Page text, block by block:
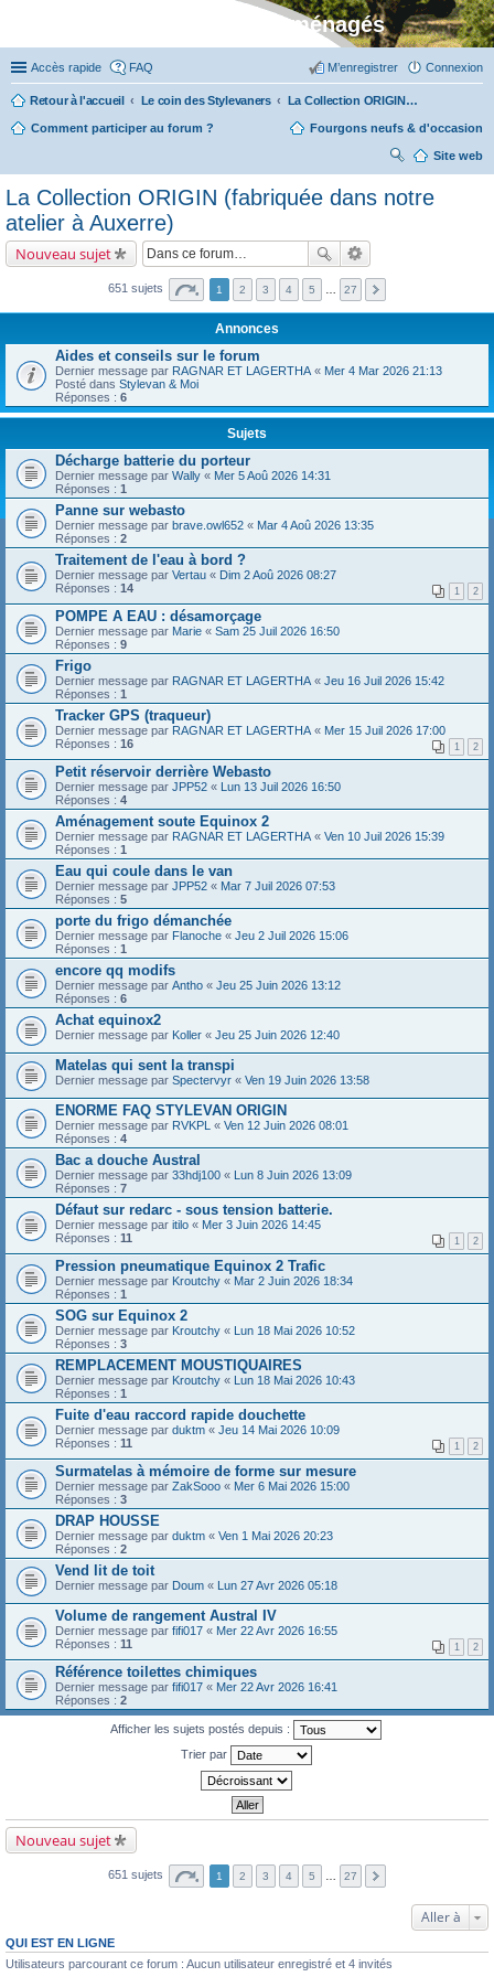
Stylevan - Vans aménagés
Accès rapide FAQ Connexion
M’enregistrer
Retour à l'accueil Le coin des Stylevaners La Collection ORIGIN (fabriquée dans notre atelier à Auxerre)
Comment participer au forum ? Fourgons neufs & d'occasion
Site web
her
La Collection ORIGIN (fabriquée dans notre
atelier à Auxerre)
Nouveau sujet
651 sujets 1 2 3 4 5 27
Annonces
Aides et conseils sur le forum
Dernier message par RAGNAR ET LAGERTHA « Mer 4 Mar 2026 21:13
Posté dans Stylevan & Moi
Réponses : 6
Sujets
Décharge batterie du porteur
Dernier message par Wally « Mer 5 Aoû 2026 14:31
Réponses : 1
Panne sur webasto
Dernier message par brave.owl652 « Mar 4 Aoû 2026 13:35
Réponses : 2
Traitement de l'eau à bord ?
Dernier message par Vertau « Dim 2 Aoû 2026 08:27
Réponses : 14 1 2
POMPE A EAU : désamorçage
Dernier message par Marie « Sam 25 Juil 2026 16:50
Réponses : 9
Frigo
Dernier message par RAGNAR ET LAGERTHA « Jeu 16 Juil 2026 15:42
Réponses : 1
Tracker GPS (traqueur)
Dernier message par RAGNAR ET LAGERTHA « Mer 15 Juil 2026 17:00
Réponses : 16 1 2
Petit réservoir derrière Webasto
Dernier message par JPP52 « Lun 13 Juil 2026 16:50
Réponses : 4
Aménagement soute Equinox 2
Dernier message par RAGNAR ET LAGERTHA « Ven 10 Juil 2026 15:39
Réponses : 1
Eau qui coule dans le van
Dernier message par JPP52 « Mar 7 Juil 2026 07:53
Réponses : 5
porte du frigo démanchée
Dernier message par Flanoche « Jeu 2 Juil 2026 15:06
Réponses : 1
encore qq modifs
Dernier message par Antho « Jeu 25 Juin 2026 13:12
Réponses : 6
Achat equinox2
Dernier message par Koller « Jeu 25 Juin 2026 12:40
Matelas qui sent la transpi
Dernier message par Spectervyr « Ven 19 Juin 2026 13:58
ENORME FAQ STYLEVAN ORIGIN
Dernier message par RVKPL « Ven 12 Juin 2026 08:01
Réponses : 4
Bac a douche Austral
Dernier message par 33hdj100 « Lun 8 Juin 2026 13:09
Réponses : 7
Défaut sur redarc - sous tension batterie.
Dernier message par itilo « Mer 3 Juin 2026 14:45
Réponses : 11 1 2
Pression pneumatique Equinox 2 Trafic
Dernier message par Kroutchy « Mar 2 Juin 2026 18:34
Réponses : 1
SOG sur Equinox 2
Dernier message par Kroutchy « Lun 18 Mai 2026 10:52
Réponses : 3
REMPLACEMENT MOUSTIQUAIRES
Dernier message par Kroutchy « Lun 18 Mai 2026 10:43
Réponses : 1
Fuite d'eau raccord rapide douchette
Dernier message par duktm « Jeu 14 Mai 2026 10:09
Réponses : 11 1 2
Surmatelas à mémoire de forme sur mesure
Dernier message par ZakSooo « Mer 6 Mai 2026 15:00
Réponses : 3
DRAP HOUSSE
Dernier message par duktm « Ven 1 Mai 2026 20:23
Réponses : 2
Vend lit de toit
Dernier message par Doum « Lun 27 Avr 2026 05:18
Volume de rangement Austral IV
Dernier message par fifi017 « Mer 22 Avr 2026 16:55
Réponses : 11 1 2
Référence toilettes chimiques
Dernier message par fifi017 « Mer 22 Avr 2026 16:41
Réponses : 2
Afficher les sujets postés depuis :
Trier par
Nouveau sujet
651 sujets 1 2 3 4 5 27
Aller à
QUI EST EN LIGNE
Utilisateurs parcourant ce forum : Aucun utilisateur enregistré et 4 invités